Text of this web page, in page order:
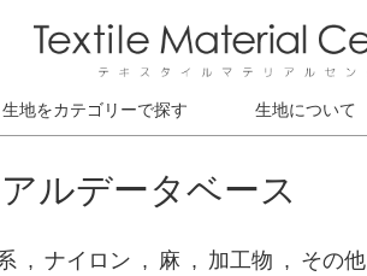
生地をカテゴリーで探す 生地について
ルデータベース
ナイロン 麻 加工物 その他